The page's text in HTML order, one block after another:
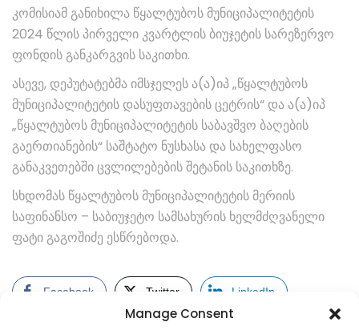
Manage Consent
კომისიამ განიხილა წყალტუბოს მუნიციპალიტეტის
2024 წლის პირველი კვარტლის ბიუჯეტის სარეზერვო
ფონდის განკარგვის საკითხი.
ასევე, დეპუტატებმა იმსჯელეს ა(ა)იპ „წყალტუბოს
მუნიციპალიტეტის დასუფთავების ცეტრის“ და ა(ა)იპ
„წყალტუბოს მუნიციპალიტეტის საბავშვო ბაღების
გაერთიანების“ საშტატო ნუსხასა და სახელფასო
განაკვეთებში ცვლილებების შეტანის საკითხზე.
სხდომას წყალტუბოს მუნიციპალიტეტის მერიის
საფინანსო – საბიუჯეტო სამსახურის ხელმძღვანელი
ფატი გაგოშიძე ესწრებოდა.
Facebook Twitter LinkedIn